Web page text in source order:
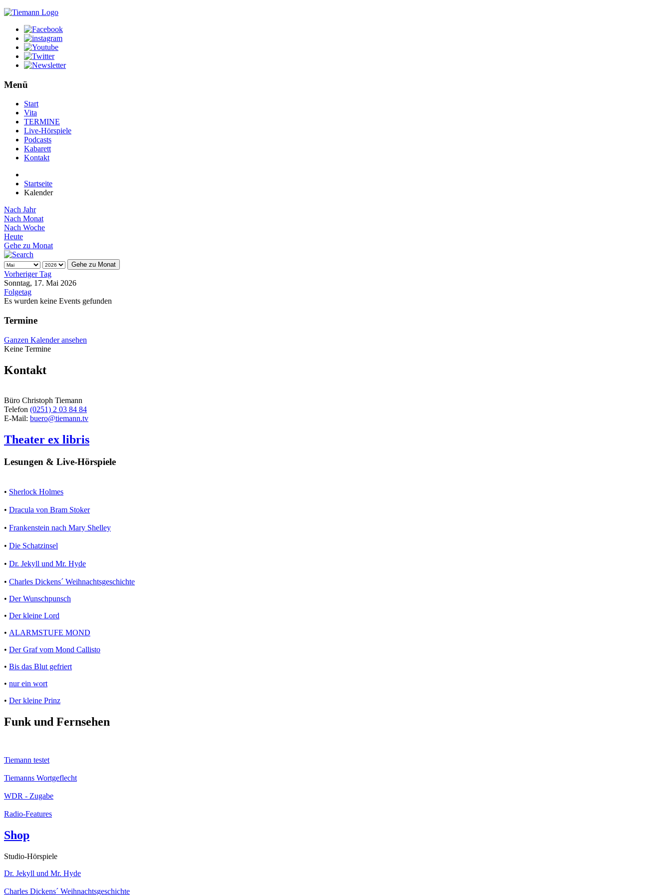
Menü
Start
Vita
TERMINE
Live-Hörspiele
Podcasts
Kabarett
Kontakt
Startseite
Kalender
Nach Jahr
Nach Monat
Nach Woche
Heute
Gehe zu Monat
Gehe zu Monat
Vorheriger Tag
Sonntag, 17. Mai 2026
Folgetag
Es wurden keine Events gefunden
Termine
Ganzen Kalender ansehen
Keine Termine
Kontakt
Büro Christoph Tiemann
Telefon (0251) 2 03 84 84
E-Mail: buero@tiemann.tv
Theater ex libris
Lesungen & Live-Hörspiele
• Sherlock Holmes
• Dracula von Bram Stoker
• Frankenstein nach Mary Shelley
• Die Schatzinsel
• Dr. Jekyll und Mr. Hyde
• Charles Dickens´ Weihnachtsgeschichte
• Der Wunschpunsch
• Der kleine Lord
• ALARMSTUFE MOND
• Der Graf vom Mond Callisto
• Bis das Blut gefriert
• nur ein wort
• Der kleine Prinz
Funk und Fernsehen
Tiemann testet
Tiemanns Wortgeflecht
WDR - Zugabe
Radio-Features
Shop
Studio-Hörspiele
Dr. Jekyll und Mr. Hyde
Charles Dickens´ Weihnachtsgeschichte